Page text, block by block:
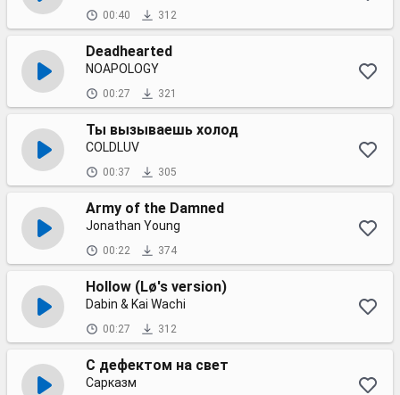
00:40 312
Deadhearted
NOAPOLOGY
00:27 321
Ты вызываешь холод
COLDLUV
00:37 305
Army of the Damned
Jonathan Young
00:22 374
Hollow (Lø's version)
Dabin & Kai Wachi
00:27 312
С дефектом на свет
Сарказм